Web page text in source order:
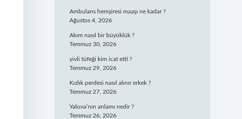
Ambulans hemşiresi maaşı ne kadar ?
Ağustos 4, 2026
Akım nasıl bir büyüklük ?
Temmuz 30, 2026
yivli tüfeği kim icat etti ?
Temmuz 29, 2026
Kızlık perdesi nasıl alınır erkek ?
Temmuz 27, 2026
Yalova’nın anlamı nedir ?
Temmuz 26, 2026